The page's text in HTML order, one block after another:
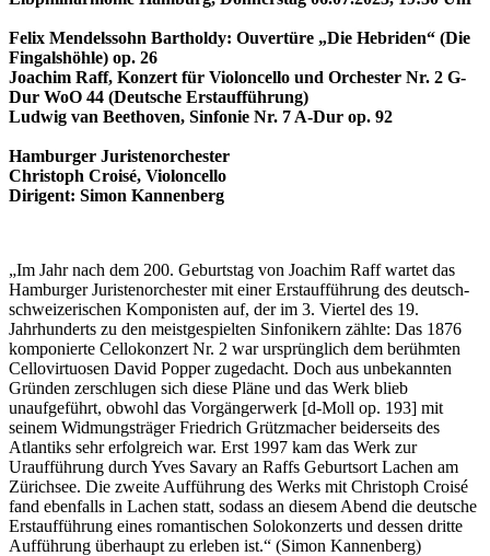
Felix Mendelssohn Bartholdy: Ouvertüre „Die Hebriden“ (Die
Fingalshöhle) op. 26
Joachim Raff, Konzert für Violoncello und Orchester Nr. 2 G-
Dur WoO 44 (Deutsche Erstaufführung)
Ludwig van Beethoven, Sinfonie Nr. 7 A-Dur op. 92
Hamburger Juristenorchester
Christoph Croisé, Violoncello
Dirigent: Simon Kannenberg
„Im Jahr nach dem 200. Geburtstag von Joachim Raff wartet das
Hamburger Juristenorchester mit einer Erstaufführung des deutsch-
schweizerischen Komponisten auf, der im 3. Viertel des 19.
Jahrhunderts zu den meistgespielten Sinfonikern zählte: Das 1876
komponierte Cellokonzert Nr. 2 war ursprünglich dem berühmten
Cellovirtuosen David Popper zugedacht. Doch aus unbekannten
Gründen zerschlugen sich diese Pläne und das Werk blieb
unaufgeführt, obwohl das Vorgängerwerk [d-Moll op. 193] mit
seinem Widmungsträger Friedrich Grützmacher beiderseits des
Atlantiks sehr erfolgreich war. Erst 1997 kam das Werk zur
Uraufführung durch Yves Savary an Raffs Geburtsort Lachen am
Zürichsee. Die zweite Aufführung des Werks mit Christoph Croisé
fand ebenfalls in Lachen statt, sodass an diesem Abend die deutsche
Erstaufführung eines romantischen Solokonzerts und dessen dritte
Aufführung überhaupt zu erleben ist.“ (Simon Kannenberg)